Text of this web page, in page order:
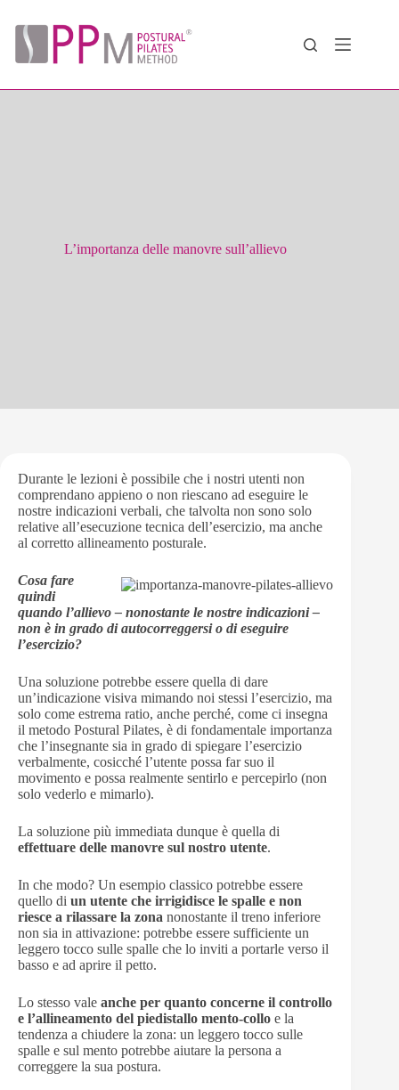
contenuto
L’importanza delle manovre sull’allievo
Durante le lezioni è possibile che i nostri utenti non
comprendano appieno o non riescano ad eseguire le
nostre indicazioni verbali, che talvolta non sono solo
relative all’esecuzione tecnica dell’esercizio, ma anche
al corretto allineamento posturale.
Cosa fare
quindi
quando l’allievo – nonostante le nostre indicazioni –
non è in grado di autocorreggersi o di eseguire
l’esercizio?
Una soluzione potrebbe essere quella di dare
un’indicazione visiva mimando noi stessi l’esercizio, ma
solo come estrema ratio, anche perché, come ci insegna
il metodo Postural Pilates, è di fondamentale importanza
che l’insegnante sia in grado di spiegare l’esercizio
verbalmente, cosicché l’utente possa far suo il
movimento e possa realmente sentirlo e percepirlo (non
solo vederlo e mimarlo).
La soluzione più immediata dunque è quella di
effettuare delle manovre sul nostro utente.
In che modo? Un esempio classico potrebbe essere
quello di un utente che irrigidisce le spalle e non
riesce a rilassare la zona nonostante il treno inferiore
non sia in attivazione: potrebbe essere sufficiente un
leggero tocco sulle spalle che lo inviti a portarle verso il
basso e ad aprire il petto.
Lo stesso vale anche per quanto concerne il controllo
e l’allineamento del piedistallo mento-collo e la
tendenza a chiudere la zona: un leggero tocco sulle
spalle e sul mento potrebbe aiutare la persona a
correggere la sua postura.